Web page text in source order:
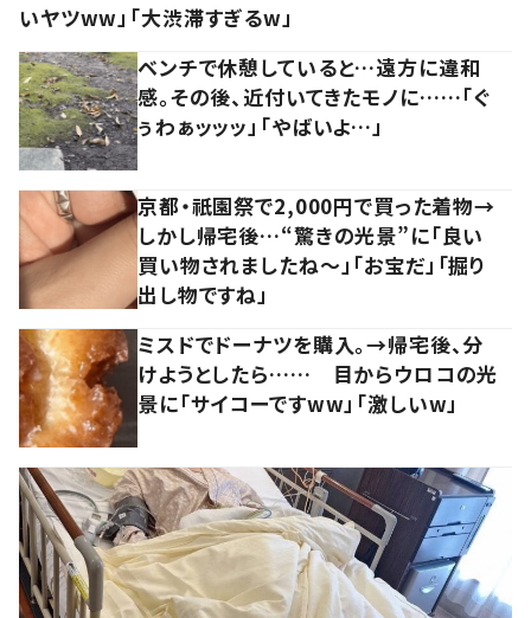
いヤツww」「大渋滞すぎるw」
ベンチで休憩していると…遠方に違和
感。その後、近付いてきたモノに……「ぐ
ぅわぁッッッ」「やばいよ…」
京都・祇園祭で2,000円で買った着物→
しかし帰宅後…“驚きの光景”に「良い
買い物されましたね～」「お宝だ」「掘り
出し物ですね」
ミスドでドーナツを購入。→帰宅後、分
けようとしたら…… 目からウロコの光
景に「サイコーですww」「激しいw」